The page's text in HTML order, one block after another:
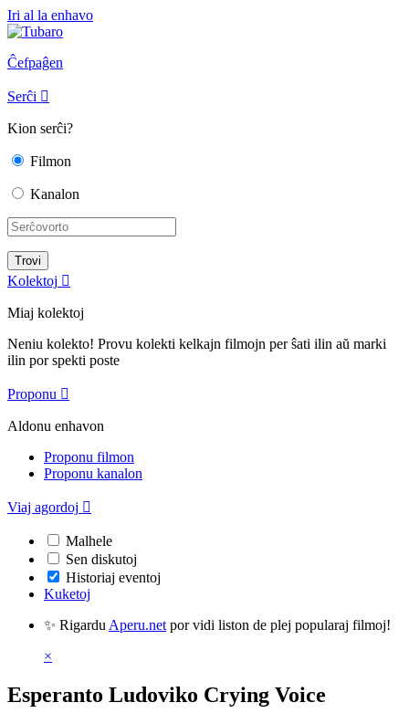
Iri al la enhavo
Ĉefpaĝen
Serĉi 
Kion serĉi?
Filmon
Kanalon
Kolektoj 
Miaj kolektoj
Neniu kolekto! Provu kolekti kelkajn filmojn per ŝati ilin aŭ marki
ilin por spekti poste
Proponu 
Aldonu enhavon
Proponu filmon
Proponu kanalon
Viaj agordoj 
Malhele
Sen diskutoj
Historiaj eventoj
Kuketoj
✨ Rigardu Aperu.net por vidi liston de plej popularaj filmoj!
×
Esperanto Ludoviko Crying Voice